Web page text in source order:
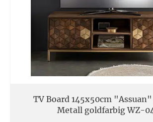
TV Board 145x50cm
Metall goldfarbig WZ-